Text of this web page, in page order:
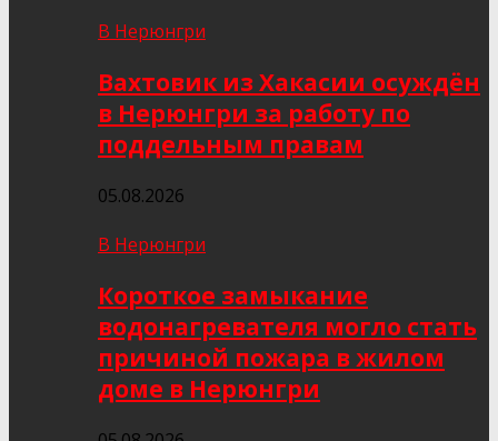
В Нерюнгри
Вахтовик из Хакасии осуждён
в Нерюнгри за работу по
поддельным правам
05.08.2026
В Нерюнгри
Короткое замыкание
водонагревателя могло стать
причиной пожара в жилом
доме в Нерюнгри